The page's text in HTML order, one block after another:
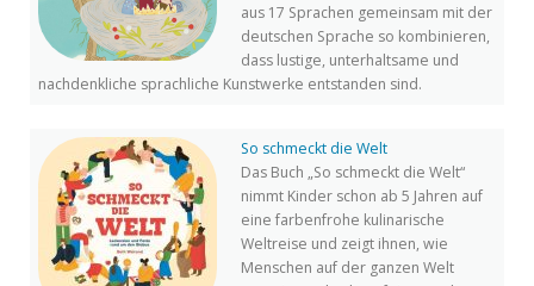
aus 17 Sprachen gemeinsam mit der
deutschen Sprache so kombinieren,
dass lustige, unterhaltsame und
nachdenkliche sprachliche Kunstwerke entstanden sind.
So schmeckt die Welt
Das Buch „So schmeckt die Welt“
nimmt Kinder schon ab 5 Jahren auf
eine farbenfrohe kulinarische
Weltreise und zeigt ihnen, wie
Menschen auf der ganzen Welt